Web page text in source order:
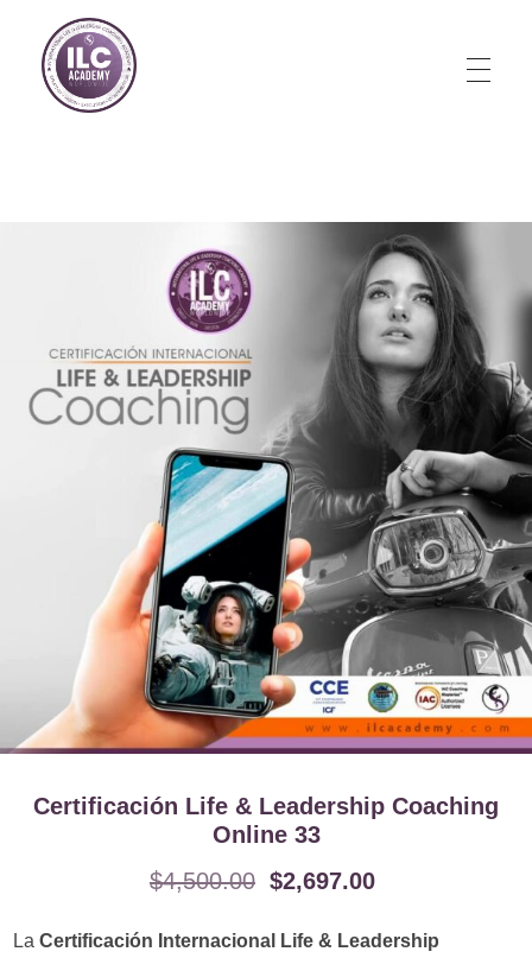
Certificación Life & Leadership Coaching
Online 33
$4,500.00 $2,697.00
LaCertificación Internacional Life & Leadership